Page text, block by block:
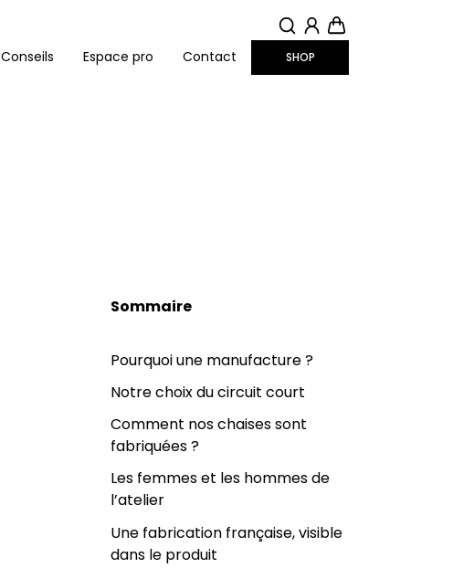
MON COMPTE
PANIER
Conseils Espace pro Contact SHOP
Sommaire
Pourquoi une manufacture ?
Notre choix du circuit court
Comment nos chaises sont
fabriquées ?
Les femmes et les hommes de
l’atelier
Une fabrication française, visible
dans le produit